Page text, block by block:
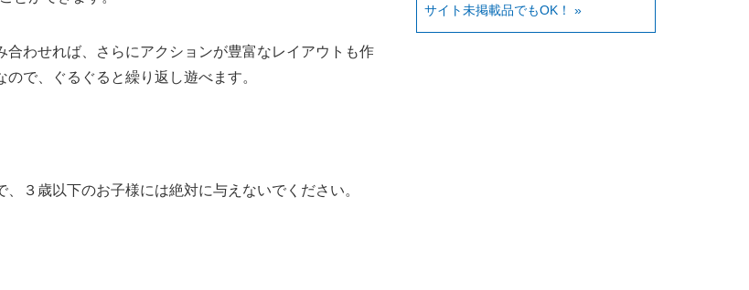
合わせれば、さらにアクションが豊富なレイアウトも作
で、ぐるぐると繰り返し遊べます。
３歳以下のお子様には絶対に与えないでください。
サイト未掲載品でもOK！ »